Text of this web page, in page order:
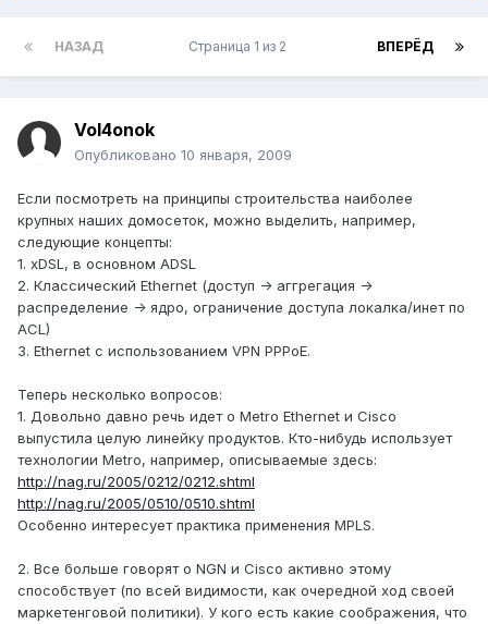
НАЗАД ВПЕРЁД
Страница 1 из 2
Vol4onok
Опубликовано 10 января, 2009
Если посмотреть на принципы строительства наиболее
крупных наших домосеток, можно выделить, например,
следующие концепты:
1. xDSL, в основном ADSL
2. Классический Ethernet (доступ -> аггрегация ->
распределение -> ядро, ограничение доступа локалка/инет по
ACL)
3. Ethernet с использованием VPN PPPoE.
Теперь несколько вопросов:
1. Довольно давно речь идет о Metro Ethernet и Cisco
выпустила целую линейку продуктов. Кто-нибудь использует
технологии Metro, например, описываемые здесь:
http://nag.ru/2005/0212/0212.shtml
http://nag.ru/2005/0510/0510.shtml
Особенно интересует практика применения MPLS.
2. Все больше говорят о NGN и Cisco активно этому
способствует (по всей видимости, как очередной ход своей
маркетенговой политики). У кого есть какие соображения, что